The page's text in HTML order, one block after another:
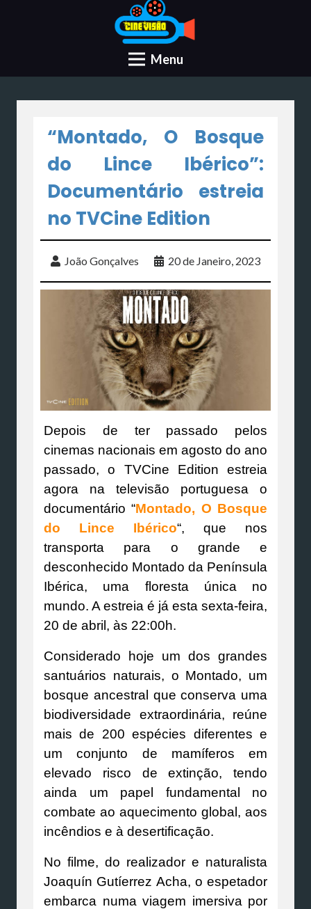
Menu
“Montado, O Bosque
do Lince Ibérico”:
Documentário estreia
no TVCine Edition
João Gonçalves 20 de Janeiro, 2023
Depois de ter passado pelos
cinemas nacionais em agosto do ano
passado, o TVCine Edition estreia
agora na televisão portuguesa o
documentário “Montado, O Bosque
do Lince Ibérico“, que nos
transporta para o grande e
desconhecido Montado da Península
Ibérica, uma floresta única no
mundo. A estreia é já esta sexta-feira,
20 de abril, às 22:00h.
Considerado hoje um dos grandes
santuários naturais, o Montado, um
bosque ancestral que conserva uma
biodiversidade extraordinária, reúne
mais de 200 espécies diferentes e
um conjunto de mamíferos em
elevado risco de extinção, tendo
ainda um papel fundamental no
combate ao aquecimento global, aos
incêndios e à desertificação.
No filme, do realizador e naturalista
Joaquín Gutíerrez Acha, o espetador
embarca numa viagem imersiva por